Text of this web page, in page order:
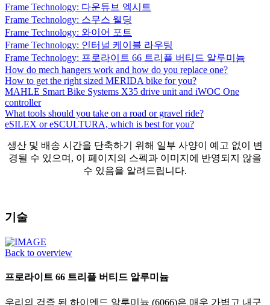
Frame Technology: 다운튜브 엑시트
Frame Technology: 스무스 웰딩
Frame Technology: 와이어 포트
Frame Technology: 인터널 케이블 라우팅
Frame Technology: 프로라이트 66 트리플 버티드 알루미늄
How do mech hangers work and how do you replace one?
How to get the right sized MERIDA bike for you?
MAHLE Smart Bike Systems X35 drive unit and iWOC One
controller
What tools should you take on a road or gravel ride?
eSILEX or eSCULTURA, which is best for you?
생산 및 배송 시간을 단축하기 위해 일부 사양이 예고 없이 변
경될 수 있으며, 이 페이지의 스펙과 이미지에 반영되지 않을
수 있음을 알려드립니다.
기술
Back to overview
프로라이트 66 트리플 버티드 알루미늄
우리의 검증 된 하이엔드 알루미늄 (6066)은 매우 가볍고 내구